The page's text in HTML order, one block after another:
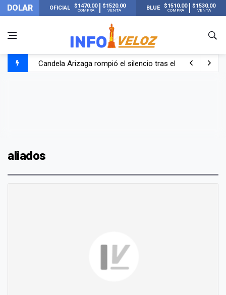
DOLAR OFICIAL $1470.00
COMPRA
$1520.00
VENTA BLUE $1510.00
COMPRA
$1530.00
VENTA
Candela Arizaga rompió el silencio tras el incidente con
aliados